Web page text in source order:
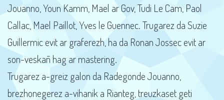
Jouanno, Youn Kamm, Mael ar Gov, Tudi Le Cam, Paol
Callac, Mael Paillot, Yves le Guennec. Trugarez da Suzie
Guillermic evit ar graferezh, ha da Ronan Jossec evit ar
son-veskañ hag ar mastering.
Trugarez a-greiz galon da Radegonde Jouanno,
brezhonegerez a-vihanik a Rianteg, treuzkaset geti